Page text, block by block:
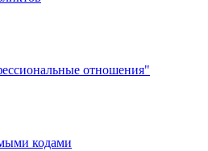
отношения"
кодами